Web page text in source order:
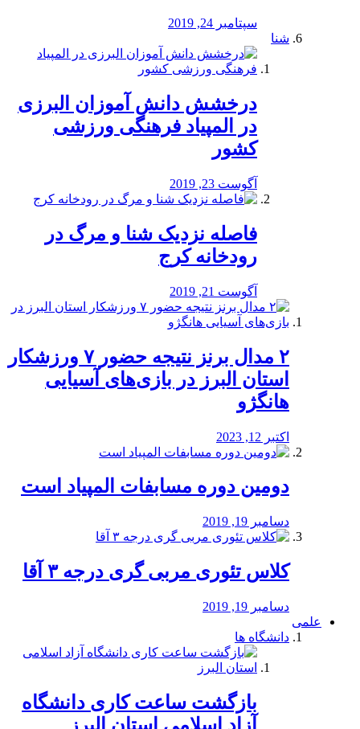
سپتامبر 24, 2019
شنا
درخشش دانش آموزان البرزی
در المپیاد فرهنگی ورزشی
کشور
آگوست 23, 2019
️فاصله نزدیک شنا و مرگ در
رودخانه کرج
آگوست 21, 2019
۲ مدال برنز نتیجه حضور ۷ ورزشکار
استان البرز در بازی‌های آسیایی
هانگژو
اکتبر 12, 2023
دومین دوره مسابفات المپیاد است
دسامبر 19, 2019
کلاس تئوری مربی گری درجه ۳ آقا
دسامبر 19, 2019
علمی
دانشگاه ها
بازگشت ساعت کاری دانشگاه